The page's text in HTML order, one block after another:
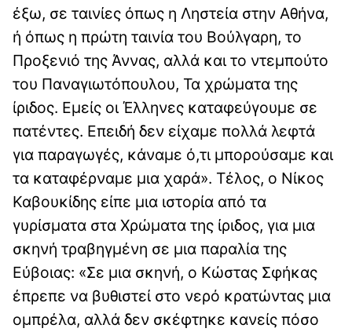
έξω, σε ταινίες όπως η Ληστεία στην Αθήνα,
ή όπως η πρώτη ταινία του Βούλγαρη, το
Προξενιό της Άννας, αλλά και το ντεμπούτο
του Παναγιωτόπουλου, Τα χρώματα της
ίριδος. Εμείς οι Έλληνες καταφεύγουμε σε
πατέντες. Επειδή δεν είχαμε πολλά λεφτά
για παραγωγές, κάναμε ό,τι μπορούσαμε και
τα καταφέρναμε μια χαρά». Τέλος, ο Νίκος
Καβουκίδης είπε μια ιστορία από τα
γυρίσματα στα Χρώματα της ίριδος, για μια
σκηνή τραβηγμένη σε μια παραλία της
Εύβοιας: «Σε μια σκηνή, ο Κώστας Σφήκας
έπρεπε να βυθιστεί στο νερό κρατώντας μια
ομπρέλα, αλλά δεν σκέφτηκε κανείς πόσο